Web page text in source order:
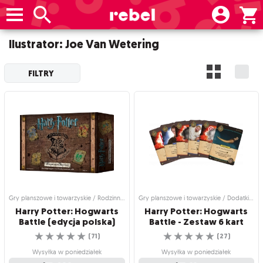
Ilustrator: Joe Van Wetering
FILTRY
Gry planszowe i towarzyskie / Rodzinne gry planszowe
Harry Potter: Hogwarts
Battle (edycja polska)
☆
☆
☆
☆
☆ (71)
Wysyłka w poniedziałek
Gry planszowe i towarzyskie / Dodatki do gier
Harry Potter: Hogwarts
Battle - Zestaw 6 kart
☆
☆
☆
☆
☆ (27)
Wysyłka w poniedziałek